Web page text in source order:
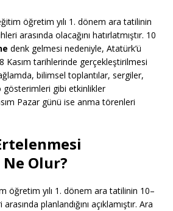
öğretim yılı 1. dönem ara tatilinin
arasında olacağını hatırlatmıştır. 10
denk gelmesi nedeniyle, Atatürk’ü
Kasım tarihlerinde gerçekleştirilmesi
bilimsel toplantılar, sergiler,
gibi etkinlikler
Pazar günü ise anma törenleri
Olur?
öğretim yılı 1. dönem ara tatilinin 10–
planlandığını açıklamıştır. Ara